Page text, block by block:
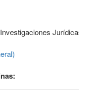
Jurídicas